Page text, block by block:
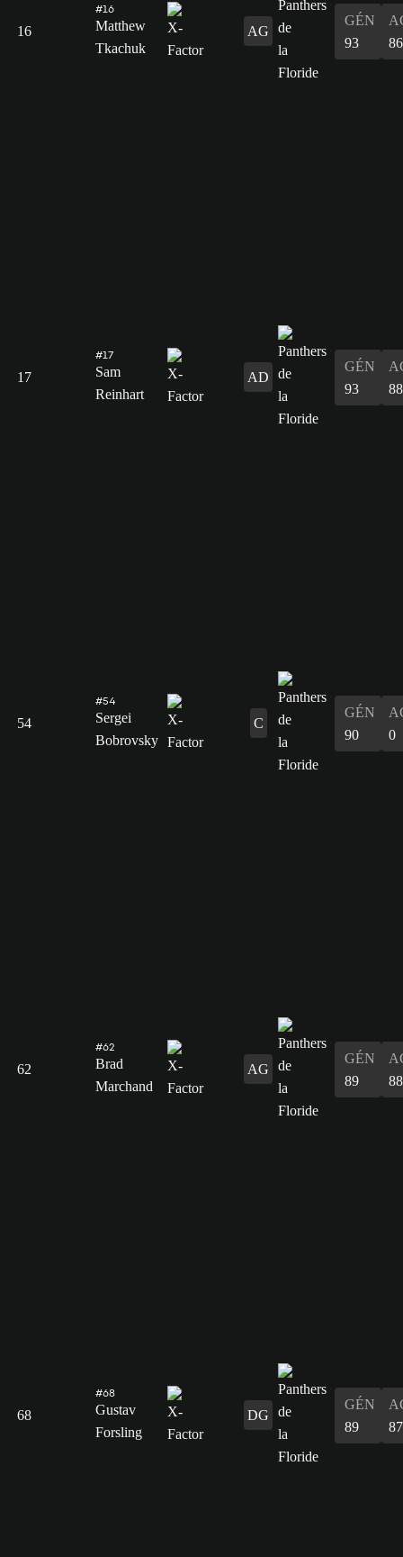
16
#16
Matthew
Tkachuk
AG
GÉN
93
86
17
#17
Sam
Reinhart
AD
GÉN
93
88
54
#54
Sergei
Bobrovsky
C
GÉN
90
0
62
#62
Brad
Marchand
AG
GÉN
89
88
68
#68
Gustav
Forsling
DG
GÉN
89
87